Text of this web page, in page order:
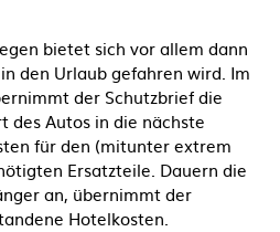
bietet sich vor allem dann
den Urlaub gefahren wird. Im
der Schutzbrief die
des Autos in die nächste
für den (mitunter extrem
Ersatzteile. Dauern die
an, übernimmt der
Hotelkosten.